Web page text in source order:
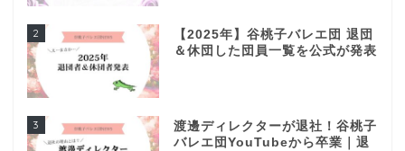
2
【2025年】谷桃子バレエ団 退団
＆休団した団員一覧を公式が発表
3
渡邊ディレクターが退社！谷桃子
バレエ団YouTubeから卒業｜退